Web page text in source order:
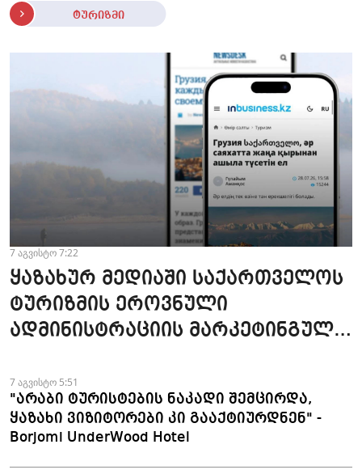
ტურიზმი
7 აგვისტო 7:22
ყაზახურ მედიაში საქართველოს
ტურიზმის ეროვნული
ადმინისტრაციის მარკეტინგული
მომზადდა
7 აგვისტო 5:51
"არაბი ტურისტების ნაკადი შემცირდა,
ყაზახი ვიზიტორები კი გააქტიურდნენ" -
Borjomi UnderWood Hotel